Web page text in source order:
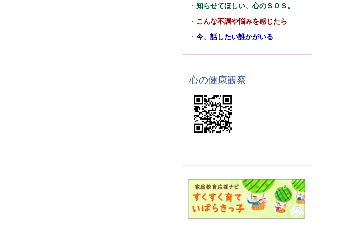
・ 知らせてほしい、心のＳＯＳ。
・ こんな不調や悩みを感じたら
・ 今、話したい誰かがいる
心の健康観察